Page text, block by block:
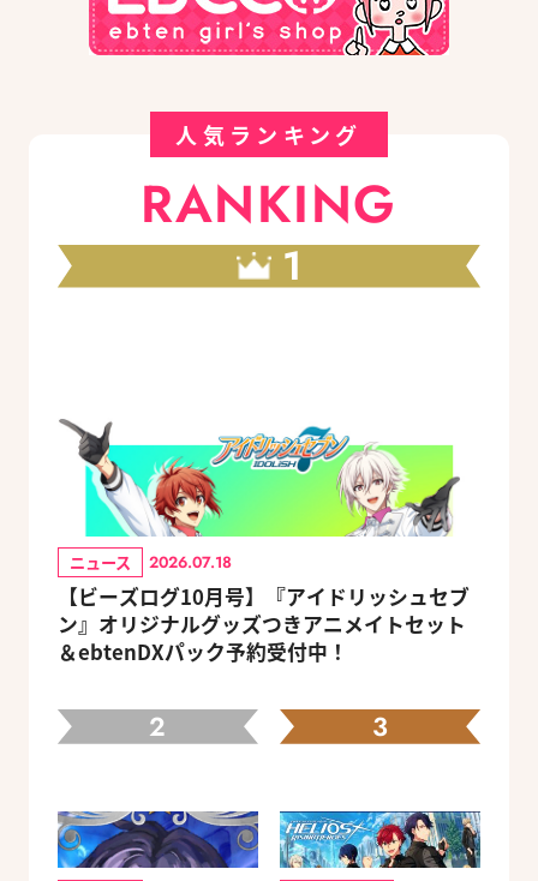
人気ランキング
RANKING
1
ニュース 2026.07.18
【ビーズログ10月号】『アイドリッシュセブ
ン』オリジナルグッズつきアニメイトセット
＆ebtenDXパック予約受付中！
2 3